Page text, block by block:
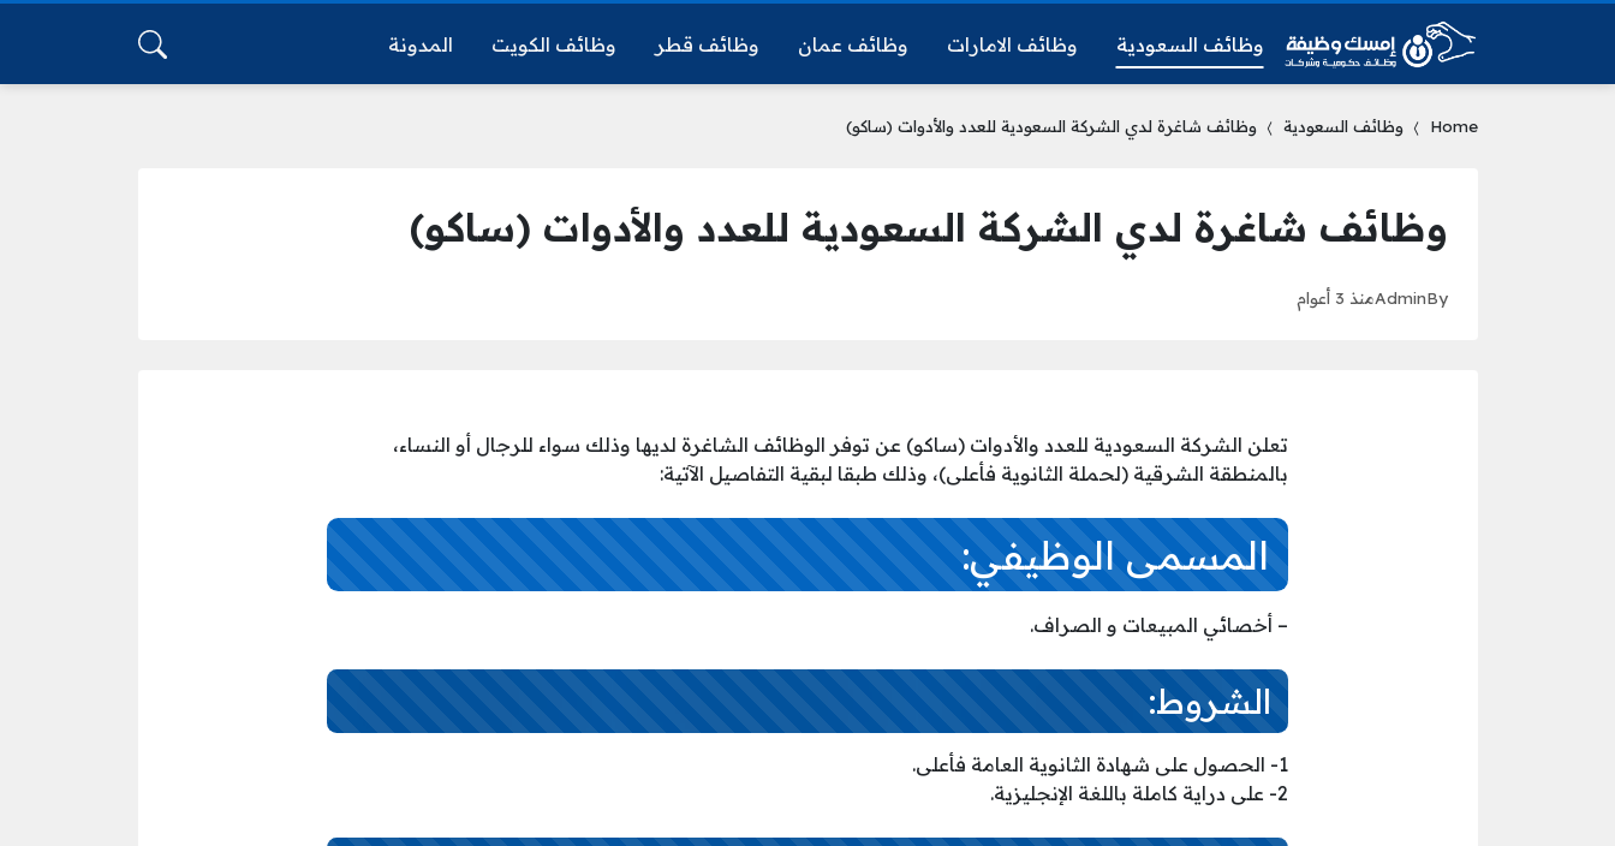
وظائف السعودية وظائف الامارات وظائف عمان وظائف قطر وظائف الكويت المدونة
Home وظائف السعودية وظائف شاغرة لدي الشركة السعودية للعدد والأدوات (ساكو)
وظائف شاغرة لدي الشركة السعودية للعدد والأدوات (ساكو)
By
Adminمنذ 3 أعوام
تعلن الشركة السعودية للعدد والأدوات (ساكو) عن توفر الوظائف الشاغرة لديها وذلك سواء للرجال أو النساء،
بالمنطقة الشرقية (لحملة الثانوية فأعلى)، وذلك طبقا لبقية التفاصيل الآتية:
المسمى الوظيفي:
– أخصائي المبيعات و الصراف.
الشروط:
1- الحصول على شهادة الثانوية العامة فأعلى.
2- على دراية كاملة باللغة الإنجليزية.